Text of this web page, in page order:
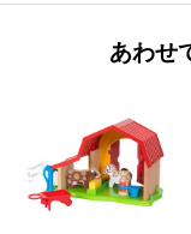
あわせ